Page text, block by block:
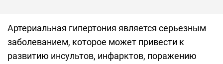
Артериальная гипертония является серьезным
заболеванием, которое может привести к
развитию инсультов, инфарктов, поражению